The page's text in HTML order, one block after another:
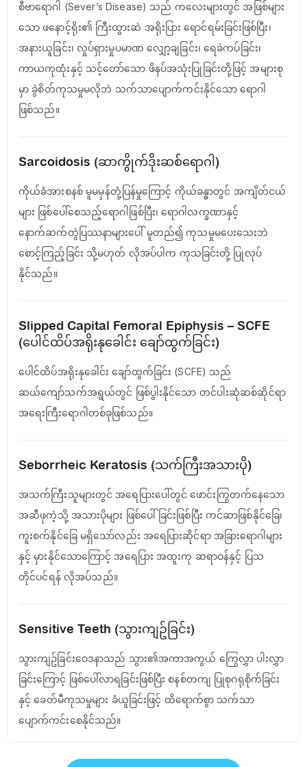
စီဗာရောဂါ (Sever’s Disease) သည် ကလေးများတွင် အဖြစ်များ
သော ဖနောင့်ရိုး၏ ကြီးထွားဆဲ အရိုးပြား ရောင်ရမ်းခြင်းဖြစ်ပြီး၊
အနားယူခြင်း၊ လှုပ်ရှားမှုပမာဏ လျှော့ချခြင်း၊ ရေခဲကပ်ခြင်း၊
ကာယကုထုံးနှင့် သင့်တော်သော ဖိနပ်အသုံးပြုခြင်းတို့ဖြင့် အများစု
မှာ ခွဲစိတ်ကုသမှုမလိုဘဲ သက်သာပျောက်ကင်းနိုင်သော ရောဂါ
ဖြစ်သည်။
Sarcoidosis (ဆာကွိုက်ဒိုးဆစ်ရောဂါ)
ကိုယ်ခံအားစနစ် မူမမှန်တုံ့ပြန်မှုကြောင့် ကိုယ်ခန္ဓာတွင် အကျိတ်ငယ်
များ ဖြစ်ပေါ်စေသည့်ရောဂါဖြစ်ပြီး၊ ရောဂါလက္ခဏာနှင့်
နောက်ဆက်တွဲပြဿနာများပေါ် မူတည်၍ ကုသမှုမပေးသေးဘဲ
စောင့်ကြည့်ခြင်း သို့မဟုတ် လိုအပ်ပါက ကုသခြင်းတို့ ပြုလုပ်
နိုင်သည်။
Slipped Capital Femoral Epiphysis – SCFE
(ပေါင်ထိပ်အရိုးနုခေါင်း ချော်ထွက်ခြင်း)
ပေါင်ထိပ်အရိုးနုခေါင်း ချော်ထွက်ခြင်း (SCFE) သည်
ဆယ်ကျော်သက်အရွယ်တွင် ဖြစ်ပွါးနိုင်သော တင်ပါးဆုံဆစ်ဆိုင်ရာ
အရေးကြီးရောဂါတစ်ခုဖြစ်သည်။
Seborrheic Keratosis (သက်ကြီးအသားပို)
အသက်ကြီးသူများတွင် အရေပြားပေါ်တွင် ဖောင်းကြွတက်နေသော
အဆီဖုကဲ့သို့ အသားပိုများ ဖြစ်ပေါ်ခြင်းဖြစ်ပြီး ကင်ဆာဖြစ်နိုင်ခြေ၊
ကူးစက်နိုင်ခြေ မရှိသော်လည်း အရေပြားဆိုင်ရာ အခြားရောဂါများ
နှင့် မှားနိုင်သောကြောင့် အရေပြား အထူးကု ဆရာဝန်နှင့် ပြသ
တိုင်ပင်ရန် လိုအပ်သည်။
Sensitive Teeth (သွားကျဥ်ခြင်း)
သွားကျဥ်ခြင်းဝေဒနာသည် သွား၏အကာအကွယ် ကြွေလွှာ ပါးလွှာ
ခြင်းကြောင့် ဖြစ်ပေါ်လာရခြင်းဖြစ်ပြီး စနစ်တကျ ပြုစုဂရုစိုက်ခြင်း
နှင့် ခေတ်မီကုသမှုများ ခံယူခြင်းဖြင့် ထိရောက်စွာ သက်သာ
ပျောက်ကင်းစေနိုင်သည်။